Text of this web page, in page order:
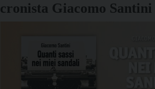
cronista Giacomo Santini